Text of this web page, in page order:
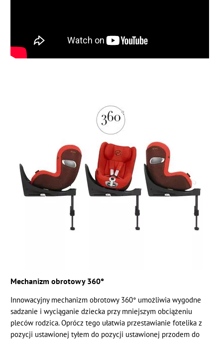
Mechanizm obrotowy 360°
Innowacyjny mechanizm obrotowy 360° umożliwia wygodne
sadzanie i wyciąganie dziecka przy mniejszym obciążeniu
pleców rodzica. Oprócz tego ułatwia przestawianie fotelika z
pozycji ustawionej tyłem do pozycji ustawionej przodem do